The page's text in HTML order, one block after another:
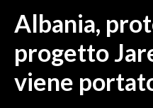
ITALIA
MONDO
Albania,
progetto
viene